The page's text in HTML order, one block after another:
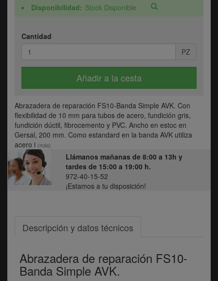
Disponibilidad Stock Disponible
Cantidad
PZ
Añadir a la cesta
Abrazadera de reparación FS10-Banda Simple AVK. Con
flexibilidad de 10 mm para tubos de acero, fundición gris,
fundición dúctil, fibrocemento y PVC. Ancho en estoc en
Gersal, 200 mm. Como estandard en la banda AVK utiliza
acero i (más)
Llámanos mañanas de 8:00 a 13h y
tardes de 15:00 a 19:00 h.
972-40-15-52
¡Estamos a tu disposición!
Descripción y datos técnicos
Abrazadera de reparación FS10-
Banda Simple AVK.